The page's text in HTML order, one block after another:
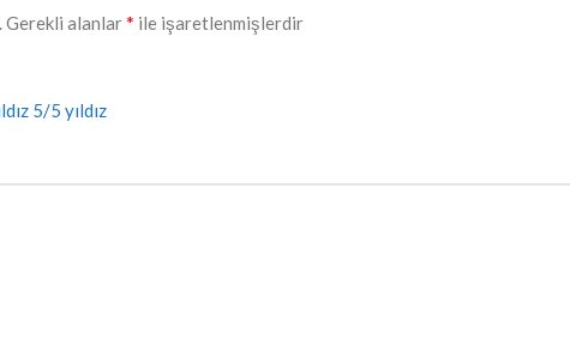
Gerekli alanlar* ile işaretlenmişlerdir
5/5 yıldız